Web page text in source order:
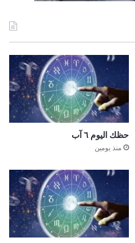
حظك اليوم ٦ آب
منذ يومين